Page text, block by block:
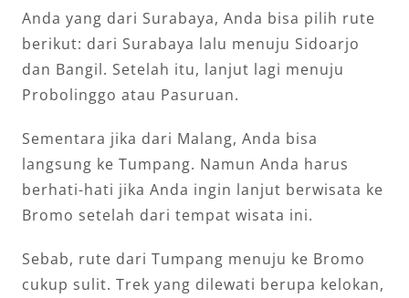
Anda yang dari Surabaya, Anda bisa pilih rute
berikut: dari Surabaya lalu menuju Sidoarjo
dan Bangil. Setelah itu, lanjut lagi menuju
Probolinggo atau Pasuruan.
Sementara jika dari Malang, Anda bisa
langsung ke Tumpang. Namun Anda harus
berhati-hati jika Anda ingin lanjut berwisata ke
Bromo setelah dari tempat wisata ini.
Sebab, rute dari Tumpang menuju ke Bromo
cukup sulit. Trek yang dilewati berupa kelokan,